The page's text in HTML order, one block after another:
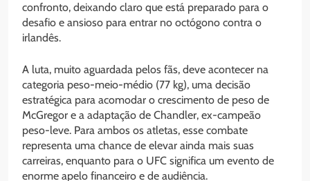
confronto, deixando claro que está preparado para o
desafio e ansioso para entrar no octógono contra o
irlandês.
A luta, muito aguardada pelos fãs, deve acontecer na
categoria peso-meio-médio (77 kg), uma decisão
estratégica para acomodar o crescimento de peso de
McGregor e a adaptação de Chandler, ex-campeão
peso-leve. Para ambos os atletas, esse combate
representa uma chance de elevar ainda mais suas
carreiras, enquanto para o UFC significa um evento de
enorme apelo financeiro e de audiência.